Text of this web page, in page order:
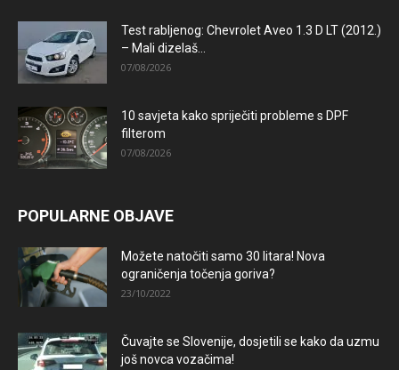
Test rabljenog: Chevrolet Aveo 1.3 D LT (2012.)
– Mali dizelaš...
07/08/2026
10 savjeta kako spriječiti probleme s DPF
filterom
07/08/2026
POPULARNE OBJAVE
Možete natočiti samo 30 litara! Nova
ograničenja točenja goriva?
23/10/2022
Čuvajte se Slovenije, dosjetili se kako da uzmu
još novca vozačima!